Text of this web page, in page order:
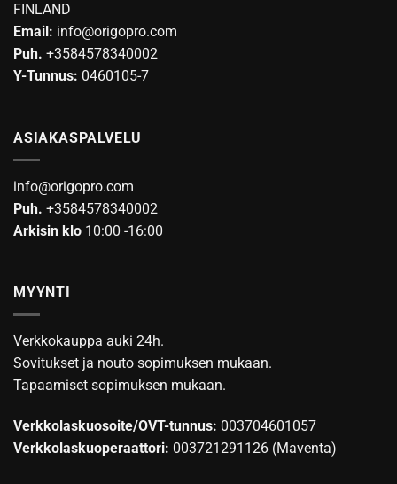
FINLAND
Email: info@origopro.com
Puh. +3584578340002
Y-Tunnus: 0460105-7
ASIAKASPALVELU
info@origopro.com
Puh. +3584578340002
Arkisin klo 10:00 -16:00
MYYNTI
Verkkokauppa auki 24h.
Sovitukset ja nouto sopimuksen mukaan.
Tapaamiset sopimuksen mukaan.
Verkkolaskuosoite/OVT-tunnus: 003704601057
Verkkolaskuoperaattori: 003721291126 (Maventa)